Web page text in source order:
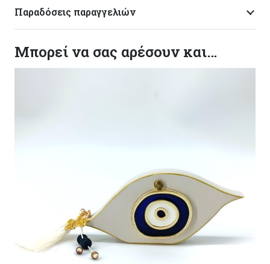
Παραδόσεις παραγγελιών
Μπορεί να σας αρέσουν και…